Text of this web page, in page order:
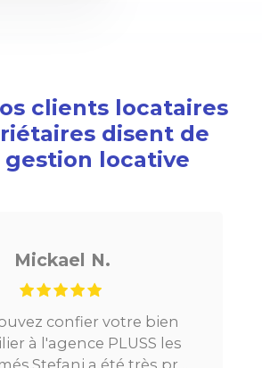
clients locataires
disent de
locative
N.
confier votre bien
l'agence PLUSS les
a été très pro